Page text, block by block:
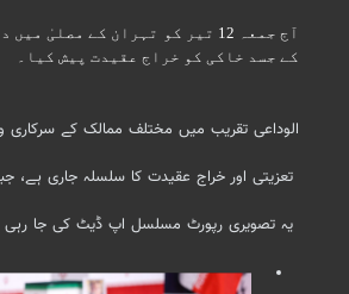
آج جمعہ 12 تیر کو تہران کے
کے جسد خاکی کو خراج عقیدت پیش کیا۔
الوداعی تقریب میں مختلف ممالک کے سرکاری
تعزیتی اور خراج عقیدت کا سلسلہ جاری ہے،
یہ تصویری رپورٹ مسلسل اپ ڈیٹ کی جا رہی